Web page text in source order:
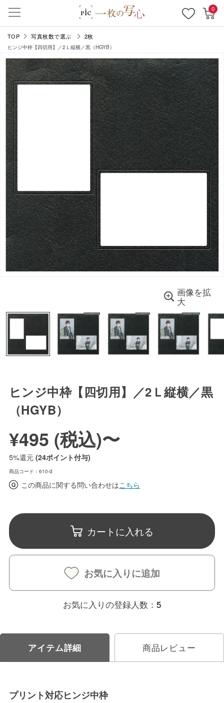
0
TOP 写真枚数で選ぶ 2枚
ヒンジ中枠【四切用】／2Ｌ縦横／黒（HGYB）
画像を拡
大
ヒンジ中枠【四切用】／2Ｌ縦横／黒
（HGYB）
¥495 (税込)〜
5%還元 (24ポイント付与)
商品コード：610-d
この商品に関する問い合わせはこちら
カートに入れる
お気に入りに追加
お気に入りの登録人数： 5
アイテム詳細 商品レビュー
プリント対応ヒンジ中枠